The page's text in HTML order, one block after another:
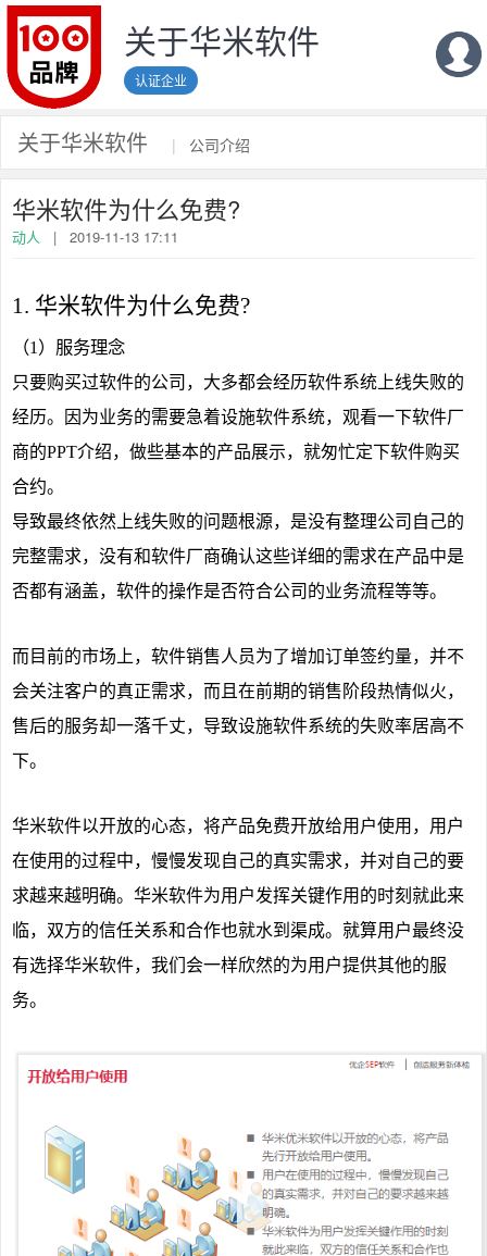
关于华米软件
认证企业
关于华米软件 | 公司介绍
华米软件为什么免费?
动人 | 2019-11-13 17:11
1. 华米软件为什么免费?
（1）服务理念
只要购买过软件的公司，大多都会经历软件系统上线失败的
经历。因为业务的需要急着设施软件系统，观看一下软件厂
商的PPT介绍，做些基本的产品展示，就匆忙定下软件购买
合约。
导致最终依然上线失败的问题根源，是没有整理公司自己的
完整需求，没有和软件厂商确认这些详细的需求在产品中是
否都有涵盖，软件的操作是否符合公司的业务流程等等。
而目前的市场上，软件销售人员为了增加订单签约量，并不
会关注客户的真正需求，而且在前期的销售阶段热情似火，
售后的服务却一落千丈，导致设施软件系统的失败率居高不
下。
华米软件以开放的心态，将产品免费开放给用户使用，用户
在使用的过程中，慢慢发现自己的真实需求，并对自己的要
求越来越明确。华米软件为用户发挥关键作用的时刻就此来
临，双方的信任关系和合作也就水到渠成。就算用户最终没
有选择华米软件，我们会一样欣然的为用户提供其他的服
务。